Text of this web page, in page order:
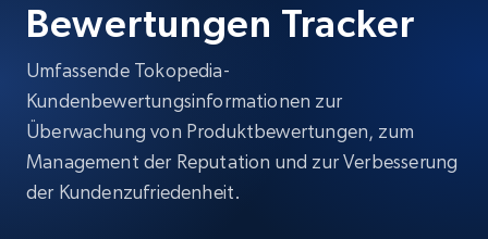
Bewertungen Tracker
Umfassende Tokopedia-
Kundenbewertungsinformationen zur
Überwachung von Produktbewertungen, zum
Management der Reputation und zur Verbesserung
der Kundenzufriedenheit.